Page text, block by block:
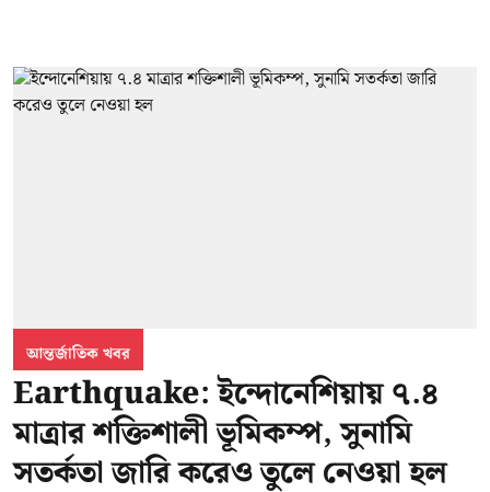
আন্তর্জাতিক খবর
Earthquake: ইন্দোনেশিয়ায় ৭.৪
মাত্রার শক্তিশালী ভূমিকম্প, সুনামি
সতর্কতা জারি করেও তুলে নেওয়া হল